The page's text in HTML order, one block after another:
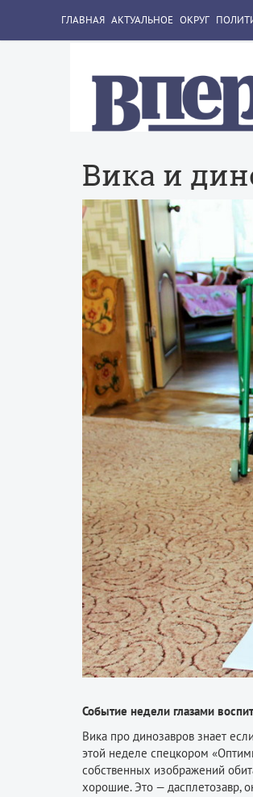
ГЛАВНАЯ АКТУАЛЬНОЕ ОКРУГ
Вика и
Событие недели глазами
Вика про динозавров знает
этой неделе спецкором
собственных изображений
хорошие. Это — дасплетозавр,